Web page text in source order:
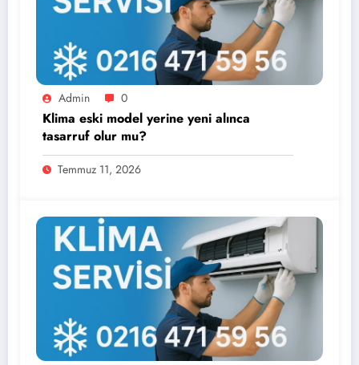
Admin 0
Klima eski model yerine yeni alınca
tasarruf olur mu?
Temmuz 11, 2026